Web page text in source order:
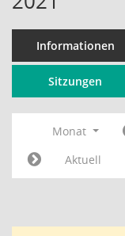
Informationen
Sitzungen
Monat
Aktuell